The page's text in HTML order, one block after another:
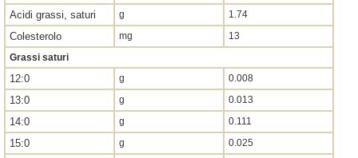
Acidi grassi, saturi g 1.74
Colesterolo mg
13
Grassi saturi
12:0 g 0.008
13:0 g 0.013
14:0 g 0.111
15:0 g 0.025